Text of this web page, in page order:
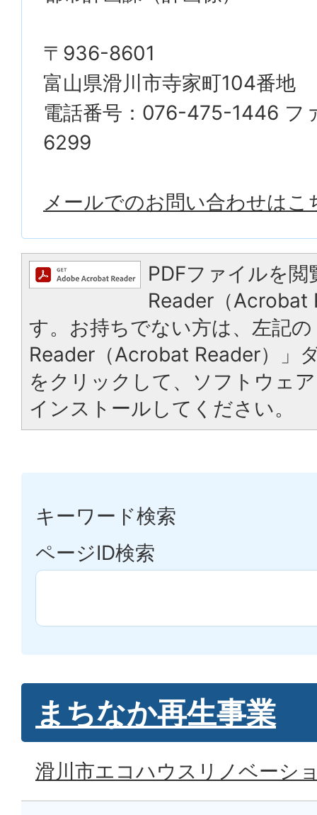
〒936-8601
富山県滑川市寺家町104番地
電話番号：076-475-1446 フ
6299
メールでのお問い合わせはこ
PDFファイルを
Reader（Acrobat
す。お持ちでない方は、左記
Reader（Acrobat Reader）」
をクリックして、ソフトウェ
インストールしてください。
キーワード検索
ページID検索
まちなか再生事業
滑川市エコハウスリノベーシ